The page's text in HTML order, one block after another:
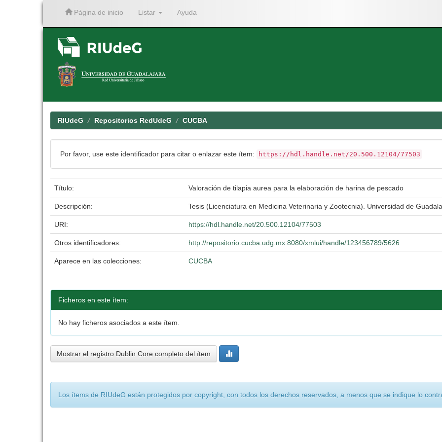
Página de inicio Listar Ayuda
RIUdeG Repositorios RedUdeG CUCBA
Por favor, use este identificador para citar o enlazar este ítem: https://hdl.handle.net/20.500.12104/77503
Título: Valoración de tilapia aurea para la elaboración de harina de pescado
Descripción: Tesis (Licenciatura en Medicina Veterinaria y Zootecnia). Universidad de
URI: https://hdl.handle.net/20.500.12104/77503
Otros identificadores: http://repositorio.cucba.udg.mx:8080/xmlui/handle/123456789/5626
Aparece en las colecciones: CUCBA
Ficheros en este ítem:
No hay ficheros asociados a este ítem.
Mostrar el registro Dublin Core completo del ítem
Los ítems de RIUdeG están protegidos por copyright, con todos los derechos reservados, a menos que se indique lo